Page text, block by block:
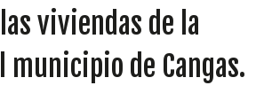
INICIATIVAS
viviendas de la
municipio de Cangas.